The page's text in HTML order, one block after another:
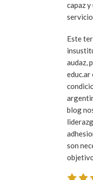
capaz
Este
audaz,
educ.ar
blog
son